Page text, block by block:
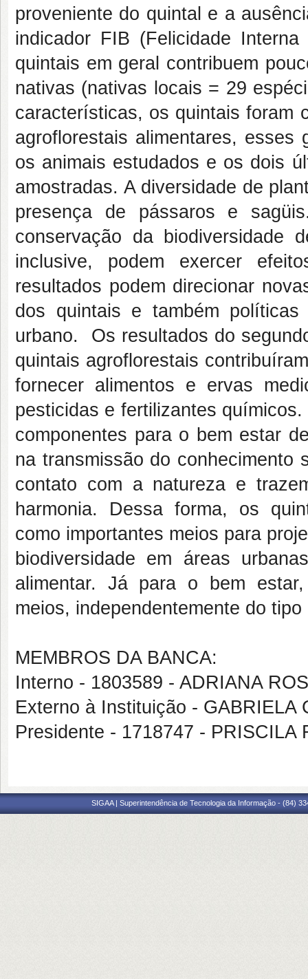
proveniente do quintal e a
indicador FIB (Felicidade
quintais em geral contribuem
nativas (nativas locais = 29
características, os quintais foram
agroflorestais alimentares, esses
os animais estudados e os dois
amostradas. A diversidade de
presença de pássaros e
conservação da biodiversidade
inclusive, podem exercer
resultados podem direcionar
dos quintais e também políticas
urbano. Os resultados do
quintais agroflorestais
fornecer alimentos e ervas
pesticidas e fertilizantes
componentes para o bem estar
na transmissão do conhecimento
contato com a natureza e
harmonia. Dessa forma, os
como importantes meios para
biodiversidade em áreas
alimentar. Já para o bem
meios, independentemente do
MEMBROS DA BANCA:
Interno - 1803589 - ADRIANA
Externo à Instituição - GABRIELA
Presidente - 1718747 - PRISCILA
SIGAA | Superintendência de Tecnologia da Informação - (84)